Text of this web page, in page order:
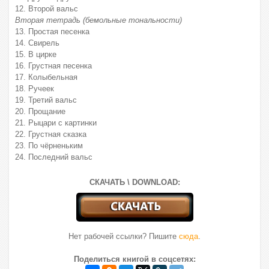
12. Второй вальс
Вторая тетрадь (бемольные тональности)
13. Простая песенка
14. Свирель
15. В цирке
16. Грустная песенка
17. Колыбельная
18. Ручеек
19. Третий вальс
20. Прощание
21. Рыцари с картинки
22. Грустная сказка
23. По чёрненьким
24. Последний вальс
СКАЧАТЬ \ DOWNLOAD:
Нет рабочей ссылки? Пишите сюда.
Поделиться книгой в соцсетях: